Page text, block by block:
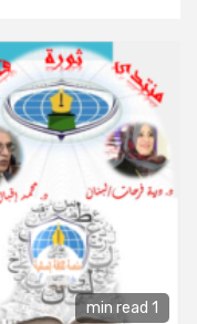
1 min read